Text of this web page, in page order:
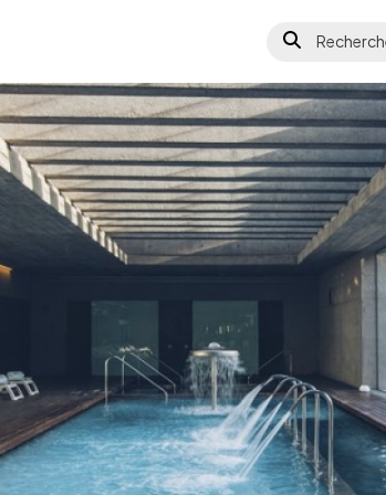
Rechercher